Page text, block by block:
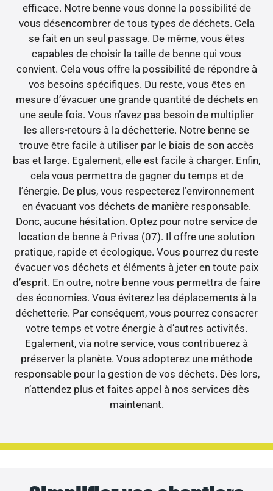
efficace. Notre benne vous donne la possibilité de
vous désencombrer de tous types de déchets. Cela
se fait en un seul passage. De même, vous êtes
capables de choisir la taille de benne qui vous
convient. Cela vous offre la possibilité de répondre à
vos besoins spécifiques. Du reste, vous êtes en
mesure d’évacuer une grande quantité de déchets en
une seule fois. Vous n’avez pas besoin de multiplier
les allers-retours à la déchetterie. Notre benne se
trouve être facile à utiliser par le biais de son accès
bas et large. Egalement, elle est facile à charger. Enfin,
cela vous permettra de gagner du temps et de
l’énergie. De plus, vous respecterez l’environnement
en évacuant vos déchets de manière responsable.
Donc, aucune hésitation. Optez pour notre service de
location de benne à Privas (07). Il offre une solution
pratique, rapide et écologique. Vous pourrez du reste
évacuer vos déchets et éléments à jeter en toute paix
d’esprit. En outre, notre benne vous permettra de faire
des économies. Vous éviterez les déplacements à la
déchetterie. Par conséquent, vous pourrez consacrer
votre temps et votre énergie à d’autres activités.
Egalement, via notre service, vous contribuerez à
préserver la planète. Vous adopterez une méthode
responsable pour la gestion de vos déchets. Dès lors,
n’attendez plus et faites appel à nos services dès
maintenant.